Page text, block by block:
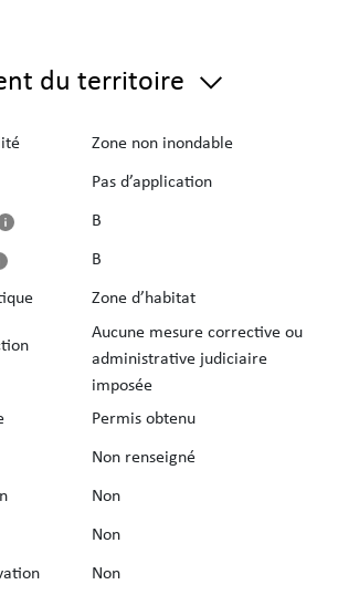
du territoire
Zone non inondable
Pas d’application
B
B
Zone d’habitat
Aucune mesure corrective ou
administrative judiciaire
imposée
Permis obtenu
Non renseigné
Non
Non
Non